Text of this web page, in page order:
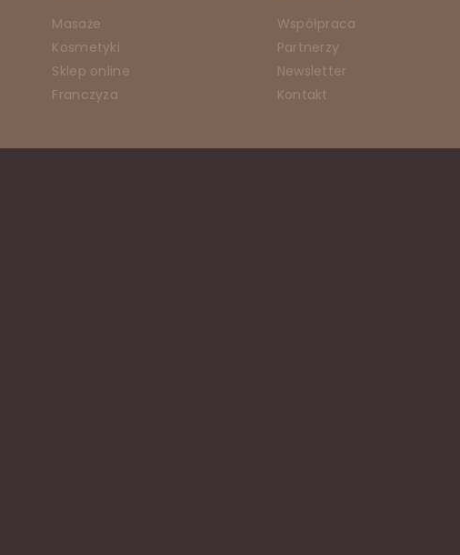
Masaże
Kosmetyki
Sklep online
Franczyza
Współpraca
Partnerzy
Newsletter
Kontakt